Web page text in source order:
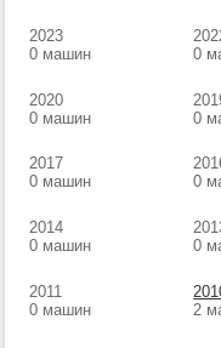
2023
0 машин
0
2020
0 машин
0
2017
0 машин
0
2014
0 машин
0
2011
0 машин
2